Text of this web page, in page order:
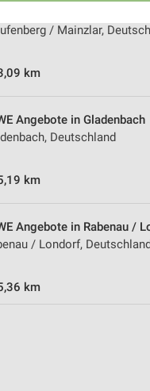
/ Mainzlar,
km
Angebote in Gladenbach
Deutschland
km
Angebote in Rabenau /
/ Londorf, Deutschland
km
(1 IAB-Anbieter)
für folgende Zwecke:
Zugriff auf Informationen
Daten zur Auswahl
Profilen zur Auswahl
Werbung
Profilen zur Personalisierung